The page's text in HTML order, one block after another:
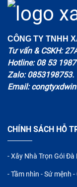
CÔNG TY TNHH
Tư vấn & CSKH:
Hotline: 08 53
Zalo: 0853198753.
Email:
CHÍNH SÁCH HỖ
- Tầm nhìn - Sứ mệnh